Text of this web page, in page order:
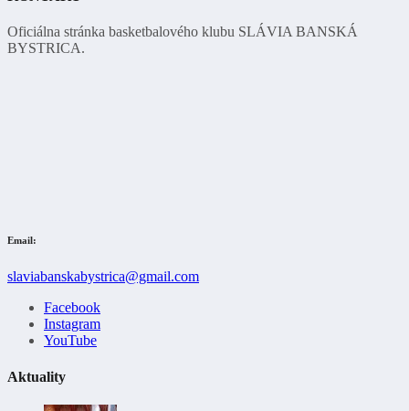
Oficiálna stránka basketbalového klubu SLÁVIA BANSKÁ
BYSTRICA.
Email:
slaviabanskabystrica@gmail.com
Facebook
Instagram
YouTube
Aktuality